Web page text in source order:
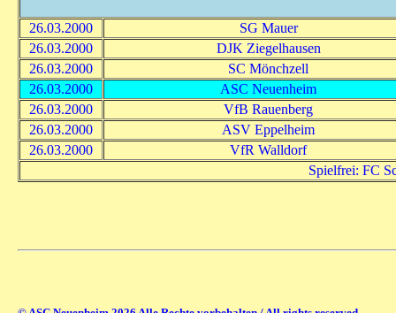
26.03.2000
SG Mauer
26.03.2000
DJK Ziegelhausen
26.03.2000
SC Mönchzell
26.03.2000
ASC Neuenheim
26.03.2000
VfB Rauenberg
26.03.2000
ASV Eppelheim
26.03.2000
VfR Walldorf
Spielfrei: FC